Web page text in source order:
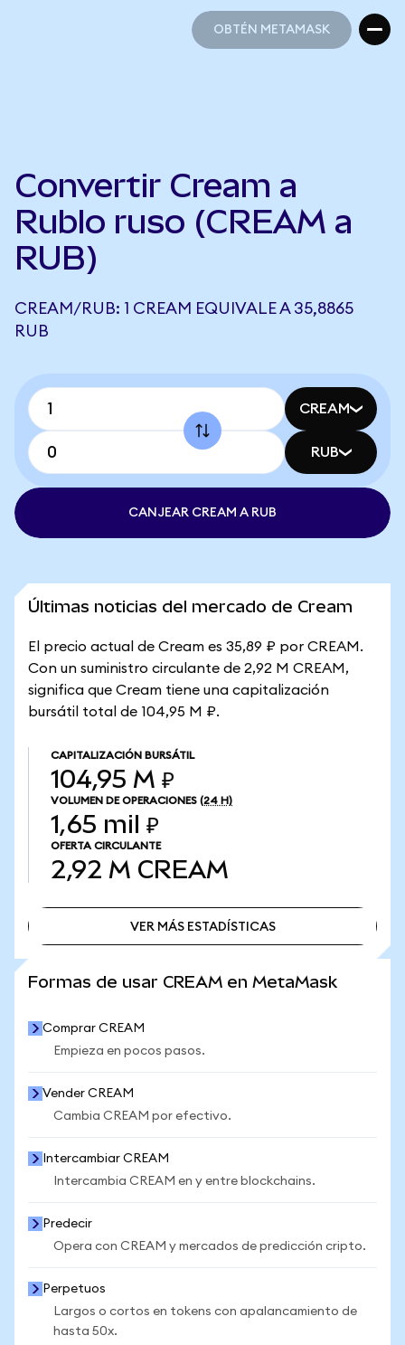
OBTÉN METAMASK
Convertir Cream a
Rublo ruso (CREAM a
RUB)
CREAM/RUB: 1 CREAM EQUIVALE A 35,8865
RUB
CREAM
RUB
CANJEAR CREAM A RUB
Últimas noticias del mercado de Cream
El precio actual de Cream es 35,89 ₽ por CREAM.
Con un suministro circulante de 2,92 M CREAM,
significa que Cream tiene una capitalización
bursátil total de 104,95 M ₽.
CAPITALIZACIÓN BURSÁTIL
104,95 M ₽
VOLUMEN DE OPERACIONES (24 H)
1,65 mil ₽
OFERTA CIRCULANTE
2,92 M CREAM
VER MÁS ESTADÍSTICAS
Formas de usar CREAM en MetaMask
Comprar CREAM
Empieza en pocos pasos.
Vender CREAM
Cambia CREAM por efectivo.
Intercambiar CREAM
Intercambia CREAM en y entre blockchains.
Predecir
Opera con CREAM y mercados de predicción cripto.
Perpetuos
Largos o cortos en tokens con apalancamiento de
hasta 50x.